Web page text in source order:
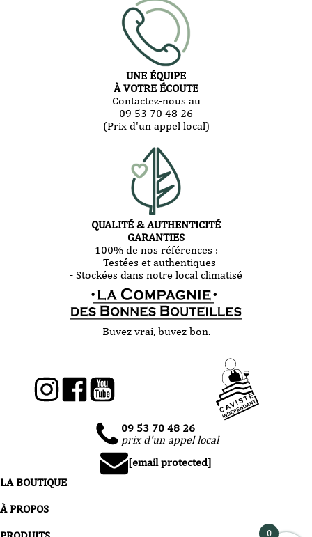
UNE ÉQUIPE
À VOTRE ÉCOUTE
Contactez-nous au
09 53 70 48 26
(Prix d'un appel local)
QUALITÉ & AUTHENTICITÉ
GARANTIES
100% de nos références :
- Testées et authentiques
- Stockées dans notre local climatisé
Buvez vrai, buvez bon.
09 53 70 48 26
prix d'un appel local
[email protected]
LA BOUTIQUE
À PROPOS
0